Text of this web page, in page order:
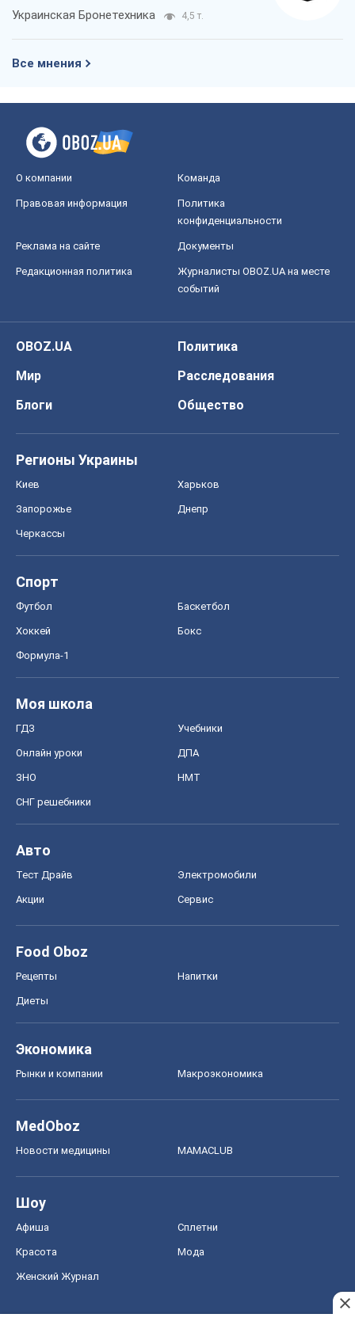
Украинская Бронетехника 4,5 т.
Все мнения
О компании Команда
Правовая информация
Политика
конфиденциальности
Реклама на сайте Документы
Редакционная политика
Журналисты OBOZ.UA на месте
событий
OBOZ.UA
Политика
Мир
Расследования
Блоги
Общество
Регионы Украины
Киев Харьков
Запорожье Днепр
Черкассы
Спорт
Футбол Баскетбол
Хоккей Бокс
Формула-1
Моя школа
ГДЗ Учебники
Онлайн уроки ДПА
ЗНО НМТ
СНГ решебники
Авто
Тест Драйв Электромобили
Акции Сервис
Food Oboz
Рецепты Напитки
Диеты
Экономика
Рынки и компании Mакроэкономика
MedOboz
Новости медицины MAMACLUB
Шоу
Афиша Сплетни
Красота Мода
Женский Журнал